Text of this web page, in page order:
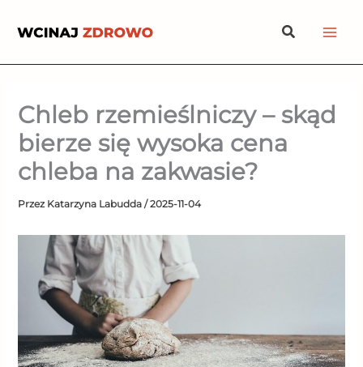
Szukaj
Chleb rzemieślniczy – skąd
bierze się wysoka cena
chleba na zakwasie?
Przez Katarzyna Labudda/2025-11-04